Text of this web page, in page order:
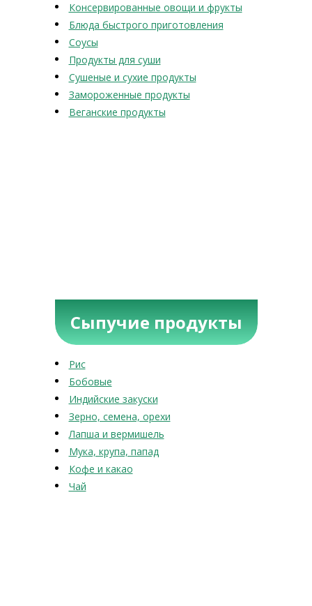
Консервированные овощи и фрукты
Блюда быстрого приготовления
Соусы
Продукты для суши
Сушеные и сухие продукты
Замороженные продукты
Веганские продукты
Сыпучие продукты
Рис
Бобовые
Индийские закуски
Зерно, семена, орехи
Лапша и вермишель
Мука, крупа, папад
Кофе и какао
Чай